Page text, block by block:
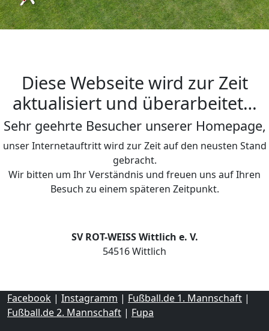
Diese Webseite wird zur Zeit
aktualisiert und überarbeitet…
Sehr geehrte Besucher unserer Homepage,
unser Internetauftritt wird zur Zeit auf den neusten Stand
gebracht.
Wir bitten um Ihr Verständnis und freuen uns auf Ihren
Besuch zu einem späteren Zeitpunkt.
SV ROT-WEISS Wittlich e. V.
54516 Wittlich
Facebook | Instagramm | Fußball.de 1. Mannschaft |
Fußball.de 2. Mannschaft | Fupa